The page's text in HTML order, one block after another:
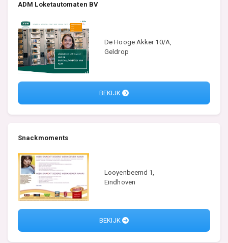
ADM Loketautomaten BV
De Hooge Akker 10/A,
Geldrop
BEKIJK
Snackmoments
Looyenbeemd 1,
Eindhoven
BEKIJK